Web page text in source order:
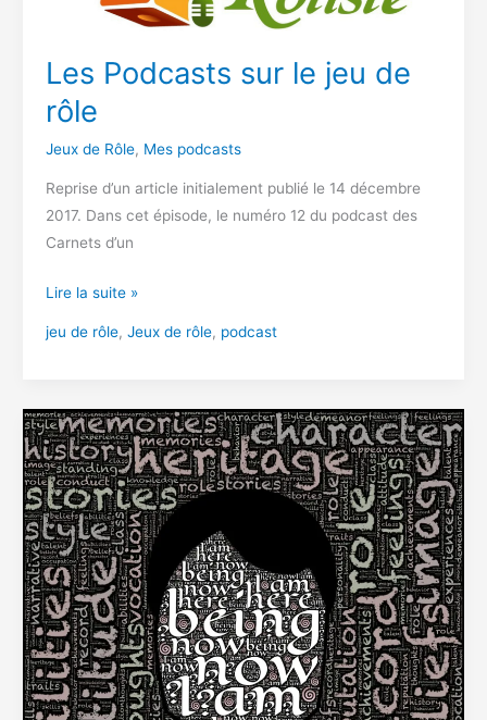
Les Podcasts sur le jeu de
rôle
Jeux de Rôle, Mes podcasts
Reprise d’un article initialement publié le 14 décembre
2017. Dans cet épisode, le numéro 12 du podcast des
Carnets d’un
Les
sur
de
rôle
Lire la suite »
jeu de rôle, Jeux de rôle, podcast